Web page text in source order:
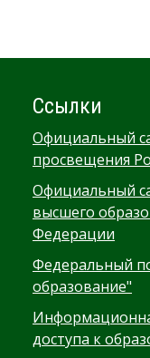
Ссылки
Официальный
просвещения
Официальный
высшего
Федерации
Федеральный
образование"
доступа к